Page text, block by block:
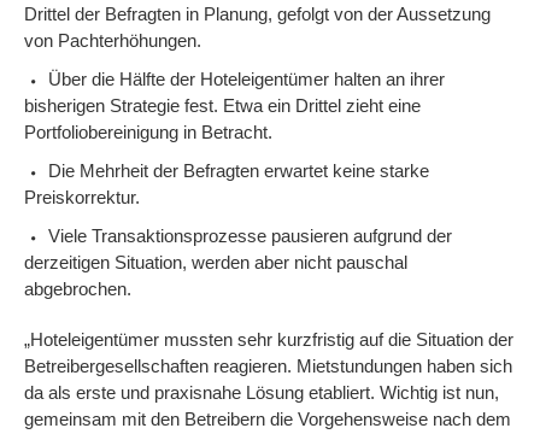
Drittel der Befragten in Planung, gefolgt von der Aussetzung
von Pachterhöhungen.
Über die Hälfte der Hoteleigentümer halten an ihrer
bisherigen Strategie fest. Etwa ein Drittel zieht eine
Portfoliobereinigung in Betracht.
Die Mehrheit der Befragten erwartet keine starke
Preiskorrektur.
Viele Transaktionsprozesse pausieren aufgrund der
derzeitigen Situation, werden aber nicht pauschal
abgebrochen.
„Hoteleigentümer mussten sehr kurzfristig auf die Situation der
Betreibergesellschaften reagieren. Mietstundungen haben sich
da als erste und praxisnahe Lösung etabliert. Wichtig ist nun,
gemeinsam mit den Betreibern die Vorgehensweise nach dem